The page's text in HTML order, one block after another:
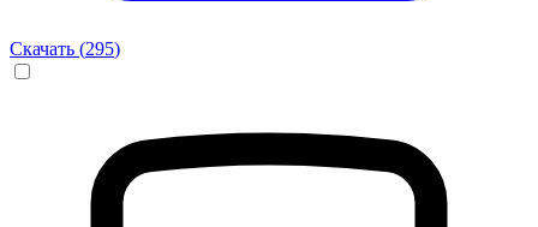
Скачать (295)